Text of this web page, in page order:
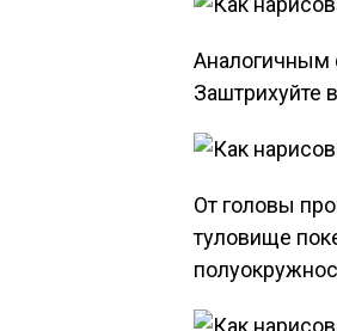
Аналогичным
Заштрихуйте
От головы
туловище